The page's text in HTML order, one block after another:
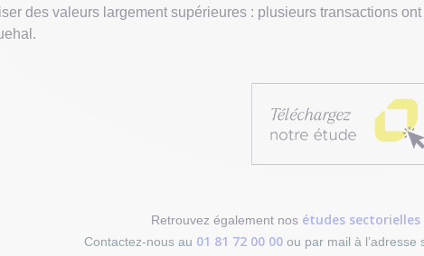
des valeurs largement supérieures : plusieurs transactions
Retrouvez également nos études sectorielles
Contactez-nous au 01 81 72 00 00 ou par mail à l’adresse